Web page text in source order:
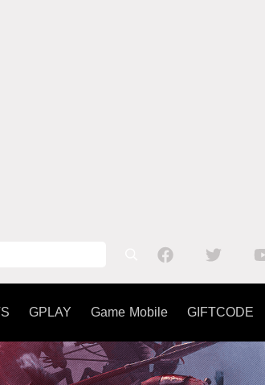
GPLAY Game Mobile GIFTCODE